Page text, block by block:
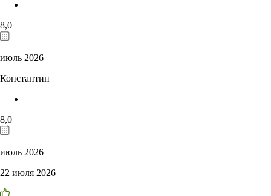
8,0
июль 2026
Константин
8,0
июль 2026
22 июля 2026